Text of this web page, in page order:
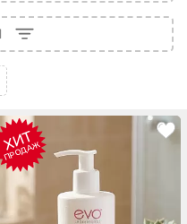
ХИТ
ПРОДАЖ